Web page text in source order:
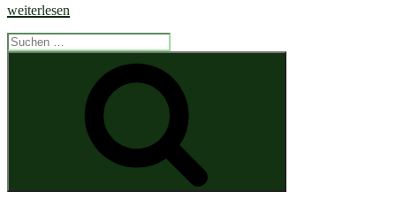
„Lastenrad-
der
Klimabohne
weiterlesen
Suchen
nach: